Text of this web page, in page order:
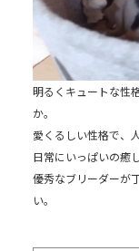
明るくキュートな性
か。
愛くるしい性格で、
日常にいっぱいの癒
優秀なブリーダーが
い。